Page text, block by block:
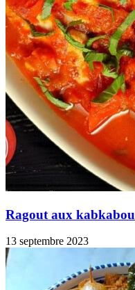
Ragout aux kabkabou
13 septembre 2023